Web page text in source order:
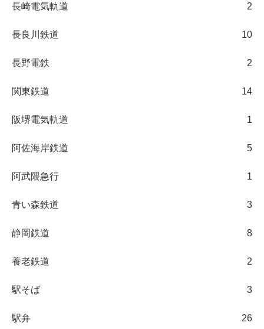
長崎電気軌道 2
長良川鉄道 10
長野電鉄 2
関東鉄道 14
阪堺電気軌道 1
阿佐海岸鉄道 5
阿武隈急行 1
青い森鉄道 3
静岡鉄道 8
養老鉄道 2
駅そば 3
駅弁 26